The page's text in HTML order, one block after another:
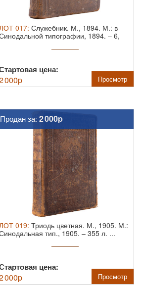
017: Служебник. М., 1894. М.: в
типографии, 1894. – 6,
цена:
000p Просмотр
Продан за: 2 000p
019: Триодь цветная. М., 1905. М.:
тип., 1905. – 355 л. ...
цена:
000p Просмотр